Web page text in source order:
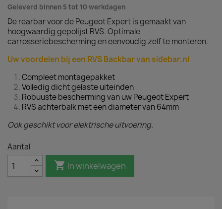
Geleverd binnen 5 tot 10 werkdagen
De rearbar voor de Peugeot Expert is gemaakt van
hoogwaardig gepolijst RVS. Optimale
carrosseriebescherming en eenvoudig zelf te monteren.
Uw voordelen bij een RVS Backbar van sidebar.nl
Compleet montagepakket
Volledig dicht gelaste uiteinden
Robuuste bescherming van uw Peugeot Expert
RVS achterbalk met een diameter van 64mm
Ook geschikt voor elektrische uitvoering.
Aantal
 In winkelwagen